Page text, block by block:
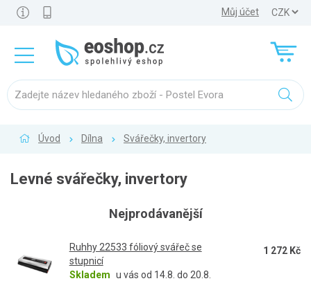
Můj účet
Úvod Dílna Svářečky, invertory
Levné svářečky, invertory
Nejprodávanější
Ruhhy 22533 fóliový svářeč se
stupnicí
Skladem u vás od 14.8. do 20.8.
1 272 Kč